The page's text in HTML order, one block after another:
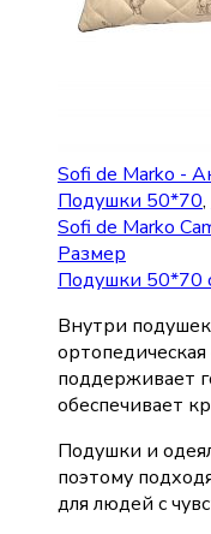
Sofi de Marko -
Подушки 50*70,
Sofi de Marko
Размер
Подушки 50*70
Внутри
поддерживает
обеспечивает
Подушки и
поэтому
для людей с